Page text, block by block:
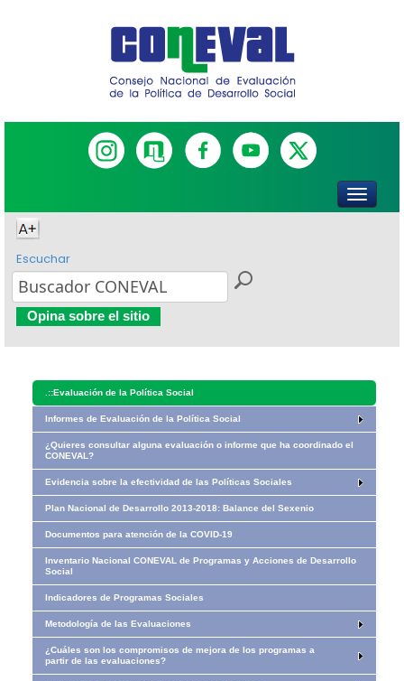
Escuchar
Opina sobre el sitio
.::Evaluación de la Política Social
Informes de Evaluación de la Política Social
¿Quieres consultar alguna evaluación o informe que ha coordinado el
CONEVAL?
Evidencia sobre la efectividad de las Políticas Sociales
Plan Nacional de Desarrollo 2013-2018: Balance del Sexenio
Documentos para atención de la COVID-19
Inventario Nacional CONEVAL de Programas y Acciones de Desarrollo
Social
Indicadores de Programas Sociales
Metodología de las Evaluaciones
¿Cuáles son los compromisos de mejora de los programas a
partir de las evaluaciones?